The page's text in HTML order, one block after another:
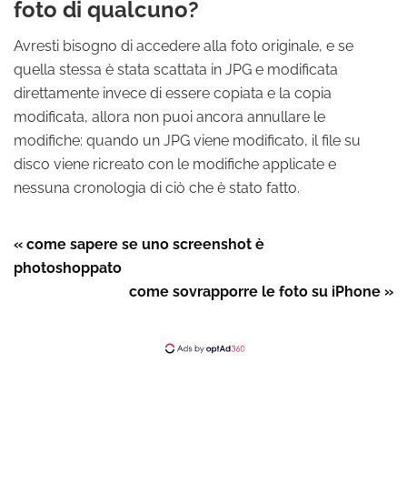
foto di qualcuno?
Avresti bisogno di accedere alla foto originale, e se
quella stessa è stata scattata in JPG e modificata
direttamente invece di essere copiata e la copia
modificata, allora non puoi ancora annullare le
modifiche: quando un JPG viene modificato, il file su
disco viene ricreato con le modifiche applicate e
nessuna cronologia di ciò che è stato fatto.
« come sapere se uno screenshot è
photoshoppato
come sovrapporre le foto su iPhone »